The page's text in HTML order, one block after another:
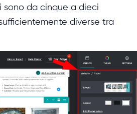
sono da cinque a dieci
diverse tra